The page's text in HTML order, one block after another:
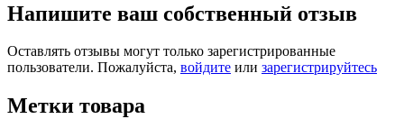
Напишите ваш собственный отзыв
Оставлять отзывы могут только зарегистрированные
пользователи. Пожалуйста, войдите или зарегистрируйтесь
Метки товара